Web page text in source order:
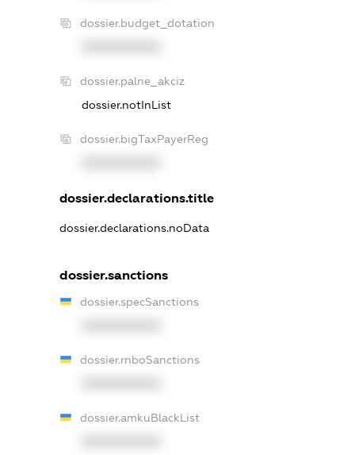
dossier.budget_dotation
dossier.palne_akciz
dossier.notInList
dossier.bigTaxPayerReg
dossier.declarations.title
dossier.declarations.noData
dossier.sanctions
dossier.specSanctions
dossier.rnboSanctions
dossier.amkuBlackList